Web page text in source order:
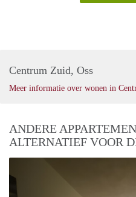
Centrum Zuid, Oss
Meer informatie over wonen in
ANDERE
ALTERNATIEF VOOR